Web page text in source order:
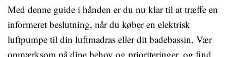
Med denne guide i hånden er du nu klar til at træffe en
informeret beslutning, når du køber en elektrisk
luftpumpe til din luftmadras eller dit badebassin. Vær
opmærksom på dine behov og prioriteringer, og find